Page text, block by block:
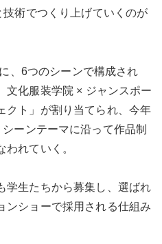
術でつくり上げていくのが
、6つのシーンで構成され
文化服装学院 × ジャンスポー
クト」が割り当てられ、今年
ーンテーマに沿って作品制
れていく。
学生たちから募集し、選ばれ
ンショーで採用される仕組み